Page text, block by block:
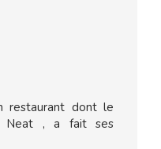
restaurant dont le
Neat , a fait ses